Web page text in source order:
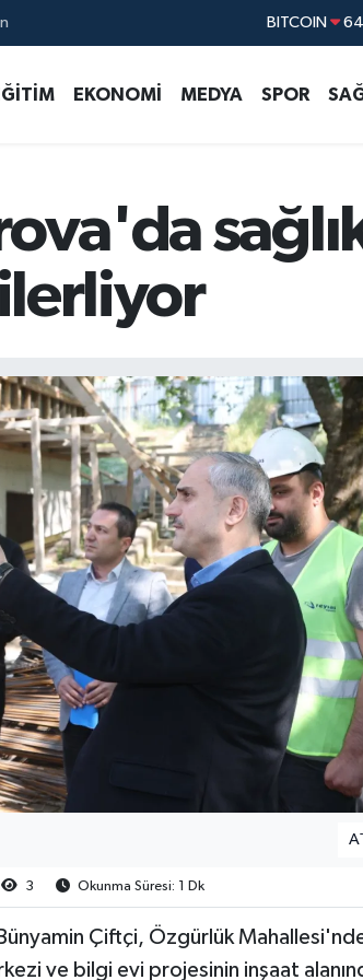
DOLAR
EKONOMİ MEDYA SPOR
A-
3 Okunma Süresi: 1 Dk
Çiftçi, Özgürlük
ve bilgi evi projesinin inşaat